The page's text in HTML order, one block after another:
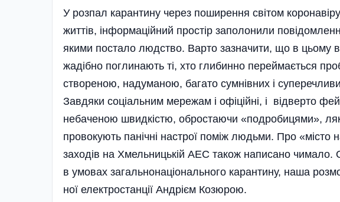
У розпал карантину через поширення світом
життів, інформаційний простір заполонили
якими постало людство. Варто зазначити, що в цьому
жадібно поглинають ті, хто глибинно переймається
створе­ною, надуманою, багато сумнівних і
Завдяки соціальним мережам і офіційні, і відверто
небаченою швидкістю, обростаючи «подробицями»,
провокують панічні настрої поміж людьми. Про «місто
заходів на Хмельницькій АЕС також написано
в умовах загальнонаціонального карантину, наша
ної елек­тростанції Андрієм Козюрою.